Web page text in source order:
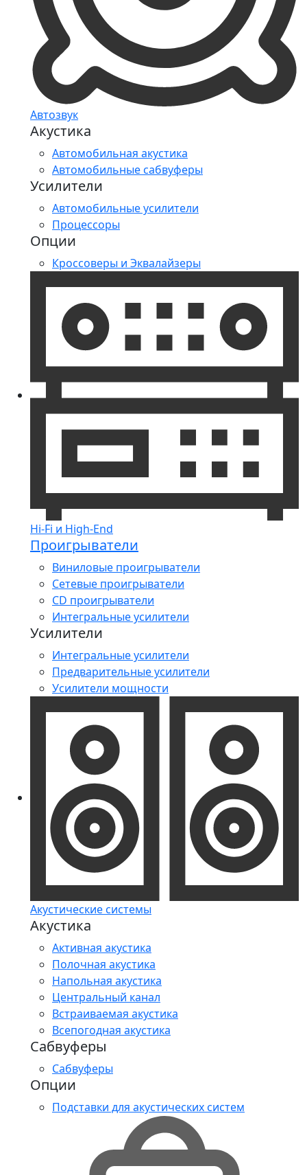
Автозвук
Акустика
Автомобильная акустика
Автомобильные сабвуферы
Усилители
Автомобильные усилители
Процессоры
Опции
Кроссоверы и Эквалайзеры
Hi-Fi и High-End
Проигрыватели
Виниловые проигрыватели
Сетевые проигрыватели
CD проигрыватели
Интегральные усилители
Усилители
Интегральные усилители
Предварительные усилители
Усилители мощности
Акустические системы
Акустика
Активная акустика
Полочная акустика
Напольная акустика
Центральный канал
Встраиваемая акустика
Всепогодная акустика
Сабвуферы
Сабвуферы
Опции
Подставки для акустических систем